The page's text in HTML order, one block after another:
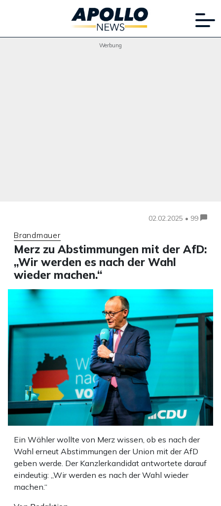
Werbung
02.02.2025 • 99
Brandmauer
Merz zu Abstimmungen mit der AfD:
„Wir werden es nach der Wahl
wieder machen.“
Ein Wähler wollte von Merz wissen, ob es nach der
Wahl erneut Abstimmungen der Union mit der AfD
geben werde. Der Kanzlerkandidat antwortete darauf
eindeutig: „Wir werden es nach der Wahl wieder
machen.“